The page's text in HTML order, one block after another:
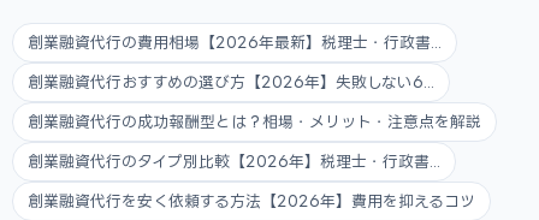
創業融資代行の費用相場【2026年最新】税理士・行政書...
創業融資代行おすすめの選び方【2026年】失敗しない6...
創業融資代行の成功報酬型とは？相場・メリット・注意点を解説
創業融資代行のタイプ別比較【2026年】税理士・行政書...
創業融資代行を安く依頼する方法【2026年】費用を抑えるコツ